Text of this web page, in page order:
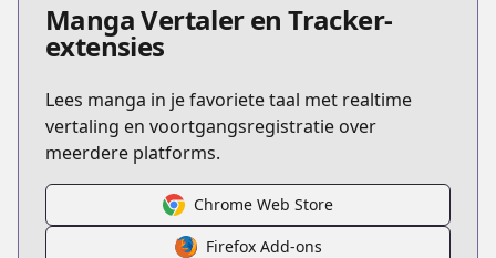
Manga Vertaler en Tracker-
extensies
Lees manga in je favoriete taal met realtime
vertaling en voortgangsregistratie over
meerdere platforms.
Chrome Web Store
Firefox Add-ons